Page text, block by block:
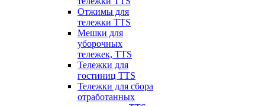
Отжимы для
тележки TTS
Мешки для
уборочных
тележек, TTS
Тележки для
гостиниц TTS
Тележки для сбора
отработанных